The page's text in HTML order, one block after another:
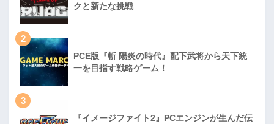
クと新たな挑戦
2
PCE版『斬 陽炎の時代』配下武将から天下統
一を目指す戦略ゲーム！
3
『イメージファイト2』PCエンジンが生んだ伝